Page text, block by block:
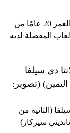
وقال موظف آخر، وهو شويب خان البالغ من العمر 20 عامًا من
المفضلة لديه
(الثانية من
سيركار)